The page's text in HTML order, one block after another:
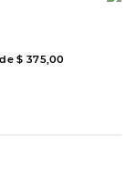
de$ 375,00